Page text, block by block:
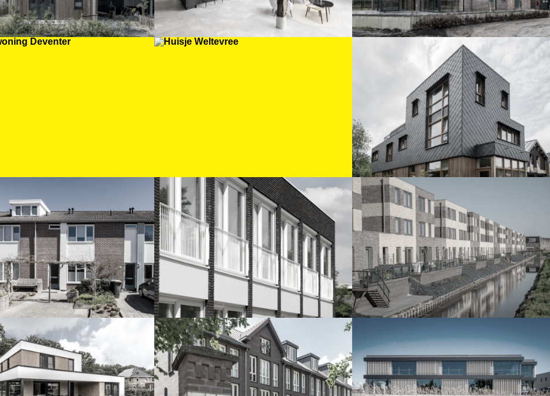
Op je stek geschakeld
woonhuis L8&9
Opwaarderen 99
woningen in Apeldoorn
Woon400 Rentree
Deventer
De Stadlander
Groningen
Woonhuis Eikendal La5
Diepenveen
Nieuwbouw
Nieuwlarenstein
Deventer
Bedrijfspand
Brinkhorst Zutphen